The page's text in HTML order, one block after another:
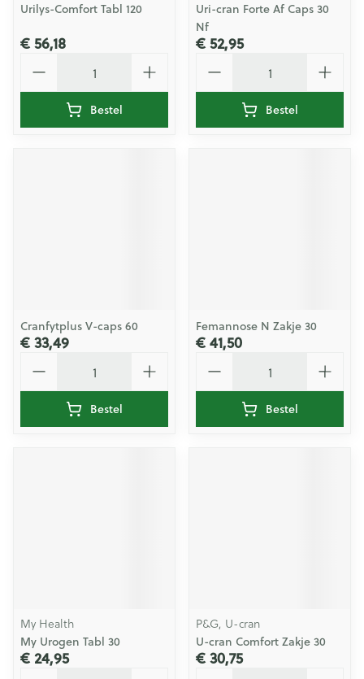
Urilys-Comfort Tabl 120
€ 56,18
Bestel
Uri-cran Forte Af Caps 30
Nf
€ 52,95
Bestel
Cranfytplus V-caps 60
€ 33,49
Bestel
Femannose N Zakje 30
€ 41,50
Bestel
My Health
My Urogen Tabl 30
€ 24,95
P&G, U-cran
U-cran Comfort Zakje 30
€ 30,75